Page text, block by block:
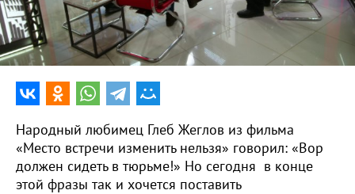
0:00
Народный любимец Глеб Жеглов из фильма
«Место встречи изменить нельзя» говорил: «Вор
должен сидеть в тюрьме!» Но сегодня в конце
этой фразы так и хочется поставить